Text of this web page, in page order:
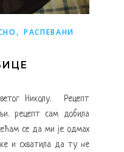
, РАСПЕВАНИ
Николу. Рецепт
рецепт сам добила
се да ми је одмах
и схватила да ту не